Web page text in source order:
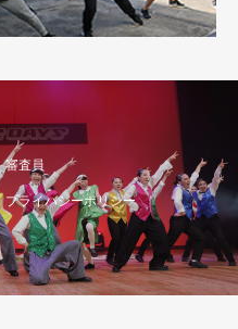
審査員
プライバシーポリシー